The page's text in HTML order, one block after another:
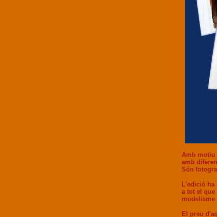
Amb motiu
amb
Són
L'edició
a tot el
modelisme
El preu